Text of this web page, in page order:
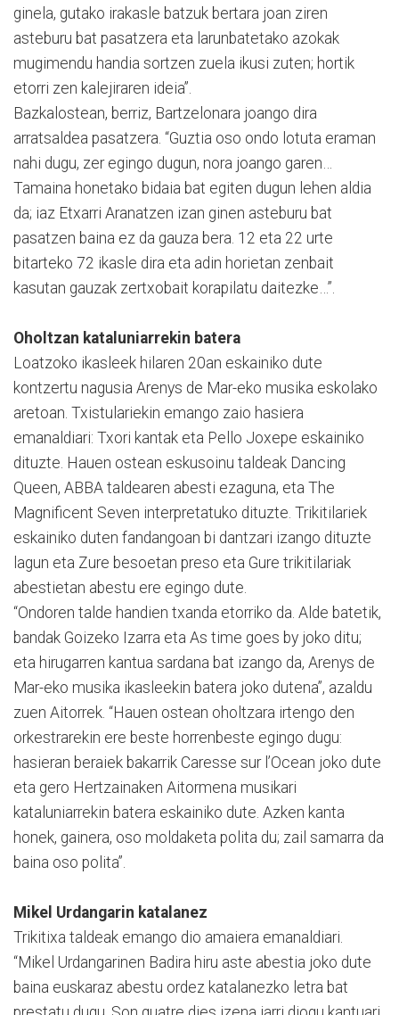
ginela, gutako irakasle batzuk bertara joan ziren
asteburu bat pasatzera eta larunbatetako azokak
mugimendu handia sortzen zuela ikusi zuten; hortik
etorri zen kalejiraren ideia”.
Bazkalostean, berriz, Bartzelonara joango dira
arratsaldea pasatzera. “Guztia oso ondo lotuta eraman
nahi dugu, zer egingo dugun, nora joango garen…
Tamaina honetako bidaia bat egiten dugun lehen aldia
da; iaz Etxarri Aranatzen izan ginen asteburu bat
pasatzen baina ez da gauza bera. 12 eta 22 urte
bitarteko 72 ikasle dira eta adin horietan zenbait
kasutan gauzak zertxobait korapilatu daitezke…”.
Oholtzan kataluniarrekin batera
Loatzoko ikasleek hilaren 20an eskainiko dute
kontzertu nagusia Arenys de Mar-eko musika eskolako
aretoan. Txistulariekin emango zaio hasiera
emanaldiari: Txori kantak eta Pello Joxepe eskainiko
dituzte. Hauen ostean eskusoinu taldeak Dancing
Queen, ABBA taldearen abesti ezaguna, eta The
Magnificent Seven interpretatuko dituzte. Trikitilariek
eskainiko duten fandangoan bi dantzari izango dituzte
lagun eta Zure besoetan preso eta Gure trikitilariak
abestietan abestu ere egingo dute.
“Ondoren talde handien txanda etorriko da. Alde batetik,
bandak Goizeko Izarra eta As time goes by joko ditu;
eta hirugarren kantua sardana bat izango da, Arenys de
Mar-eko musika ikasleekin batera joko dutena”, azaldu
zuen Aitorrek. “Hauen ostean oholtzara irtengo den
orkestrarekin ere beste horrenbeste egingo dugu:
hasieran beraiek bakarrik Caresse sur l’Ocean joko dute
eta gero Hertzainaken Aitormena musikari
kataluniarrekin batera eskainiko dute. Azken kanta
honek, gainera, oso moldaketa polita du; zail samarra da
baina oso polita”.
Mikel Urdangarin katalanez
Trikitixa taldeak emango dio amaiera emanaldiari.
“Mikel Urdangarinen Badira hiru aste abestia joko dute
baina euskaraz abestu ordez katalanezko letra bat